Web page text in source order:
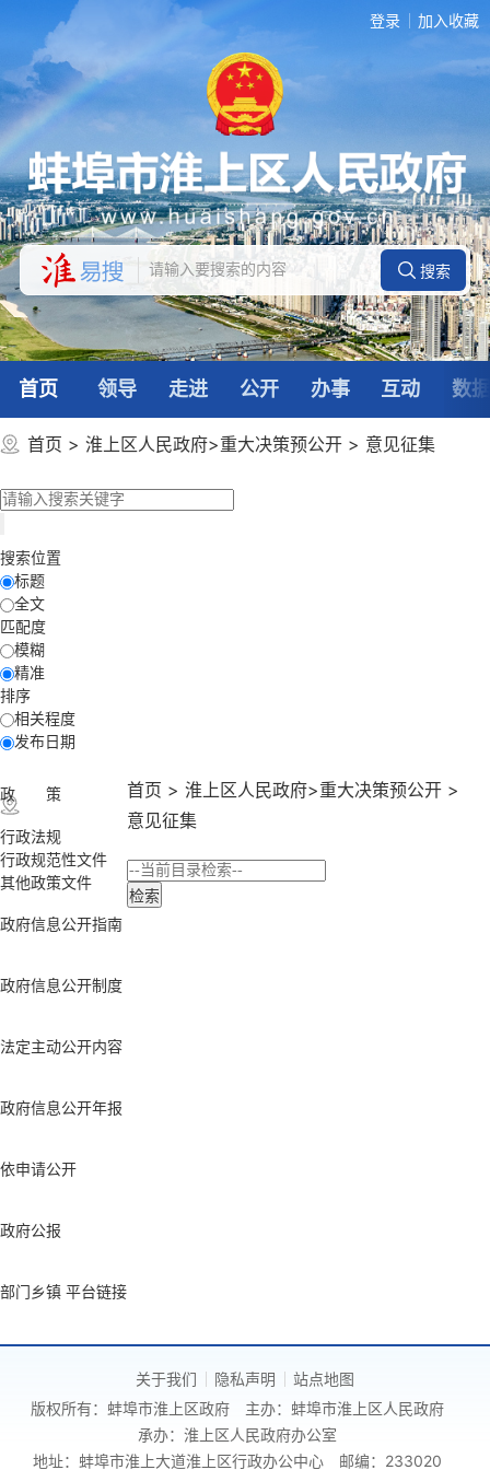
登录 加入收藏
首页 领导 走进 公开 办事 互动 数
首页 > 淮上区人民政府>重大决策预公开 > 意见征集
搜索位置
标题
全文
匹配度
模糊
精准
排序
相关程度
发布日期
政 策
行政法规
行政规范性文件
其他政策文件
政府信息公开指南
政府信息公开制度
法定主动公开内容
政府信息公开年报
依申请公开
政府公报
部门乡镇 平台链接
首页 > 淮上区人民政府>重大决策预公开 >
意见征集
关于我们 隐私声明
站点地图
版权所有：蚌埠市淮上区政府
主办：蚌埠市淮上区人民政府
承办：淮上区人民政府办公室
地址：蚌埠市淮上大道淮上区行政办公中心
邮编：233020